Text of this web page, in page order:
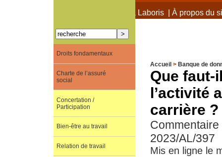
À propos de Terra Laboris| À propos du
Accueil > Banque de
Que faut-
l’activité
carrière ?
2023/AL/397
Mis en ligne le
Droits fondamentaux
Charte de l’assuré
social
Concertation /
Participation
Bien-être au travail
Relation de travail